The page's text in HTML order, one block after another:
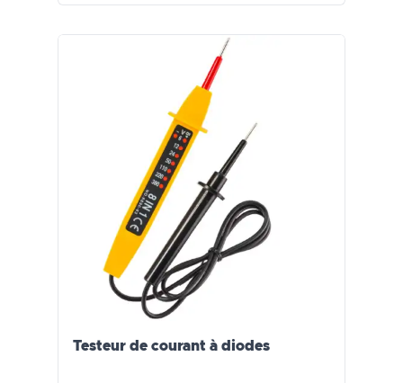
Testeur de courant à diodes